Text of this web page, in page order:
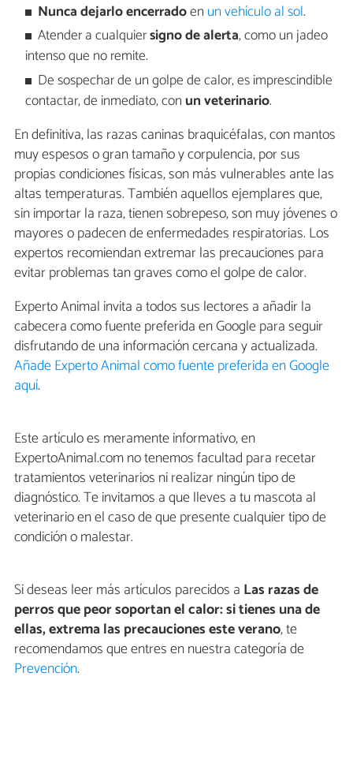
Nunca dejarlo encerradoen un vehículo al sol.
Atender a cualquiersigno de alerta, como un jadeo
intenso que no remite.
De sospechar de un golpe de calor, es imprescindible
contactar, de inmediato, con un veterinario.
En definitiva, las razas caninas braquicéfalas, con mantos
muy espesos o gran tamaño y corpulencia, por sus
propias condiciones físicas, son más vulnerables ante las
altas temperaturas. También aquellos ejemplares que,
sin importar la raza, tienen sobrepeso, son muy jóvenes o
mayores o padecen de enfermedades respiratorias. Los
expertos recomiendan extremar las precauciones para
evitar problemas tan graves como el golpe de calor.
Experto Animal invita a todos sus lectores a añadir la
cabecera como fuente preferida en Google para seguir
disfrutando de una información cercana y actualizada.
Añade Experto Animal como fuente preferida en Google
aquí.
Este artículo es meramente informativo, en
ExpertoAnimal.com no tenemos facultad para recetar
tratamientos veterinarios ni realizar ningún tipo de
diagnóstico. Te invitamos a que lleves a tu mascota al
veterinario en el caso de que presente cualquier tipo de
condición o malestar.
Si deseas leer más artículos parecidos a Las razas de
perros que peor soportan el calor: si tienes una de
ellas, extrema las precauciones este verano, te
recomendamos que entres en nuestra categoría de
Prevención.